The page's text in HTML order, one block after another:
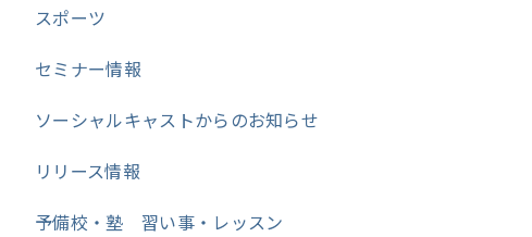
スポーツ
セミナー情報
ソーシャルキャストからのお知らせ
リリース情報
予備校・塾 習い事・レッスン